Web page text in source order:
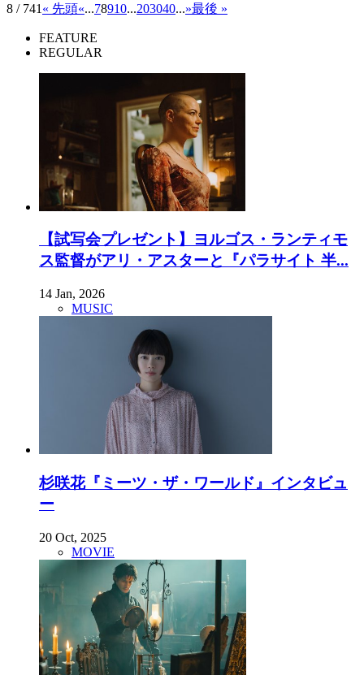
8 / 741 « 先頭«...78910...203040...»最後 »
FEATURE
REGULAR
【試写会プレゼント】ヨルゴス・ランティモ
ス監督がアリ・アスターと『パラサイト 半...
14 Jan, 2026
MUSIC
杉咲花『ミーツ・ザ・ワールド』インタビュ
ー
20 Oct, 2025
MOVIE